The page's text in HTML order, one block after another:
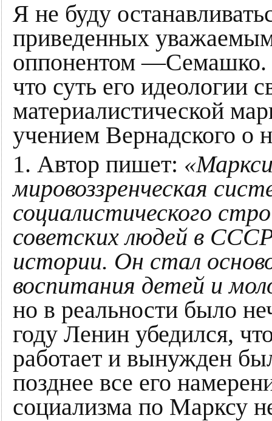
Я не буду
приведенных
оппонентом —Семашко.
что суть его идеологии
материалистической
учением Вернадского о
1. Автор пишет:
мировоззренческая
социалистического
советских людей в
истории. Он стал
воспитания детей и
но в реальности было
году Ленин убедился,
работает и вынужден
позднее все его
социализма по Марксу